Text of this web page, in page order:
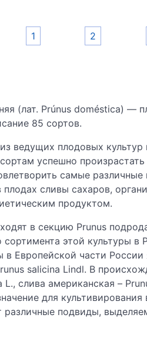
1 2
(лат. Prúnus doméstica) —
85 сортов.
ведущих плодовых
успешно
самые
сливы сахаров,
продуктом.
в секцию Prunus
сортимента этой культуры
в Европейской части
salicina Lindl. В
L., слива американская –
для
различные подвиды,